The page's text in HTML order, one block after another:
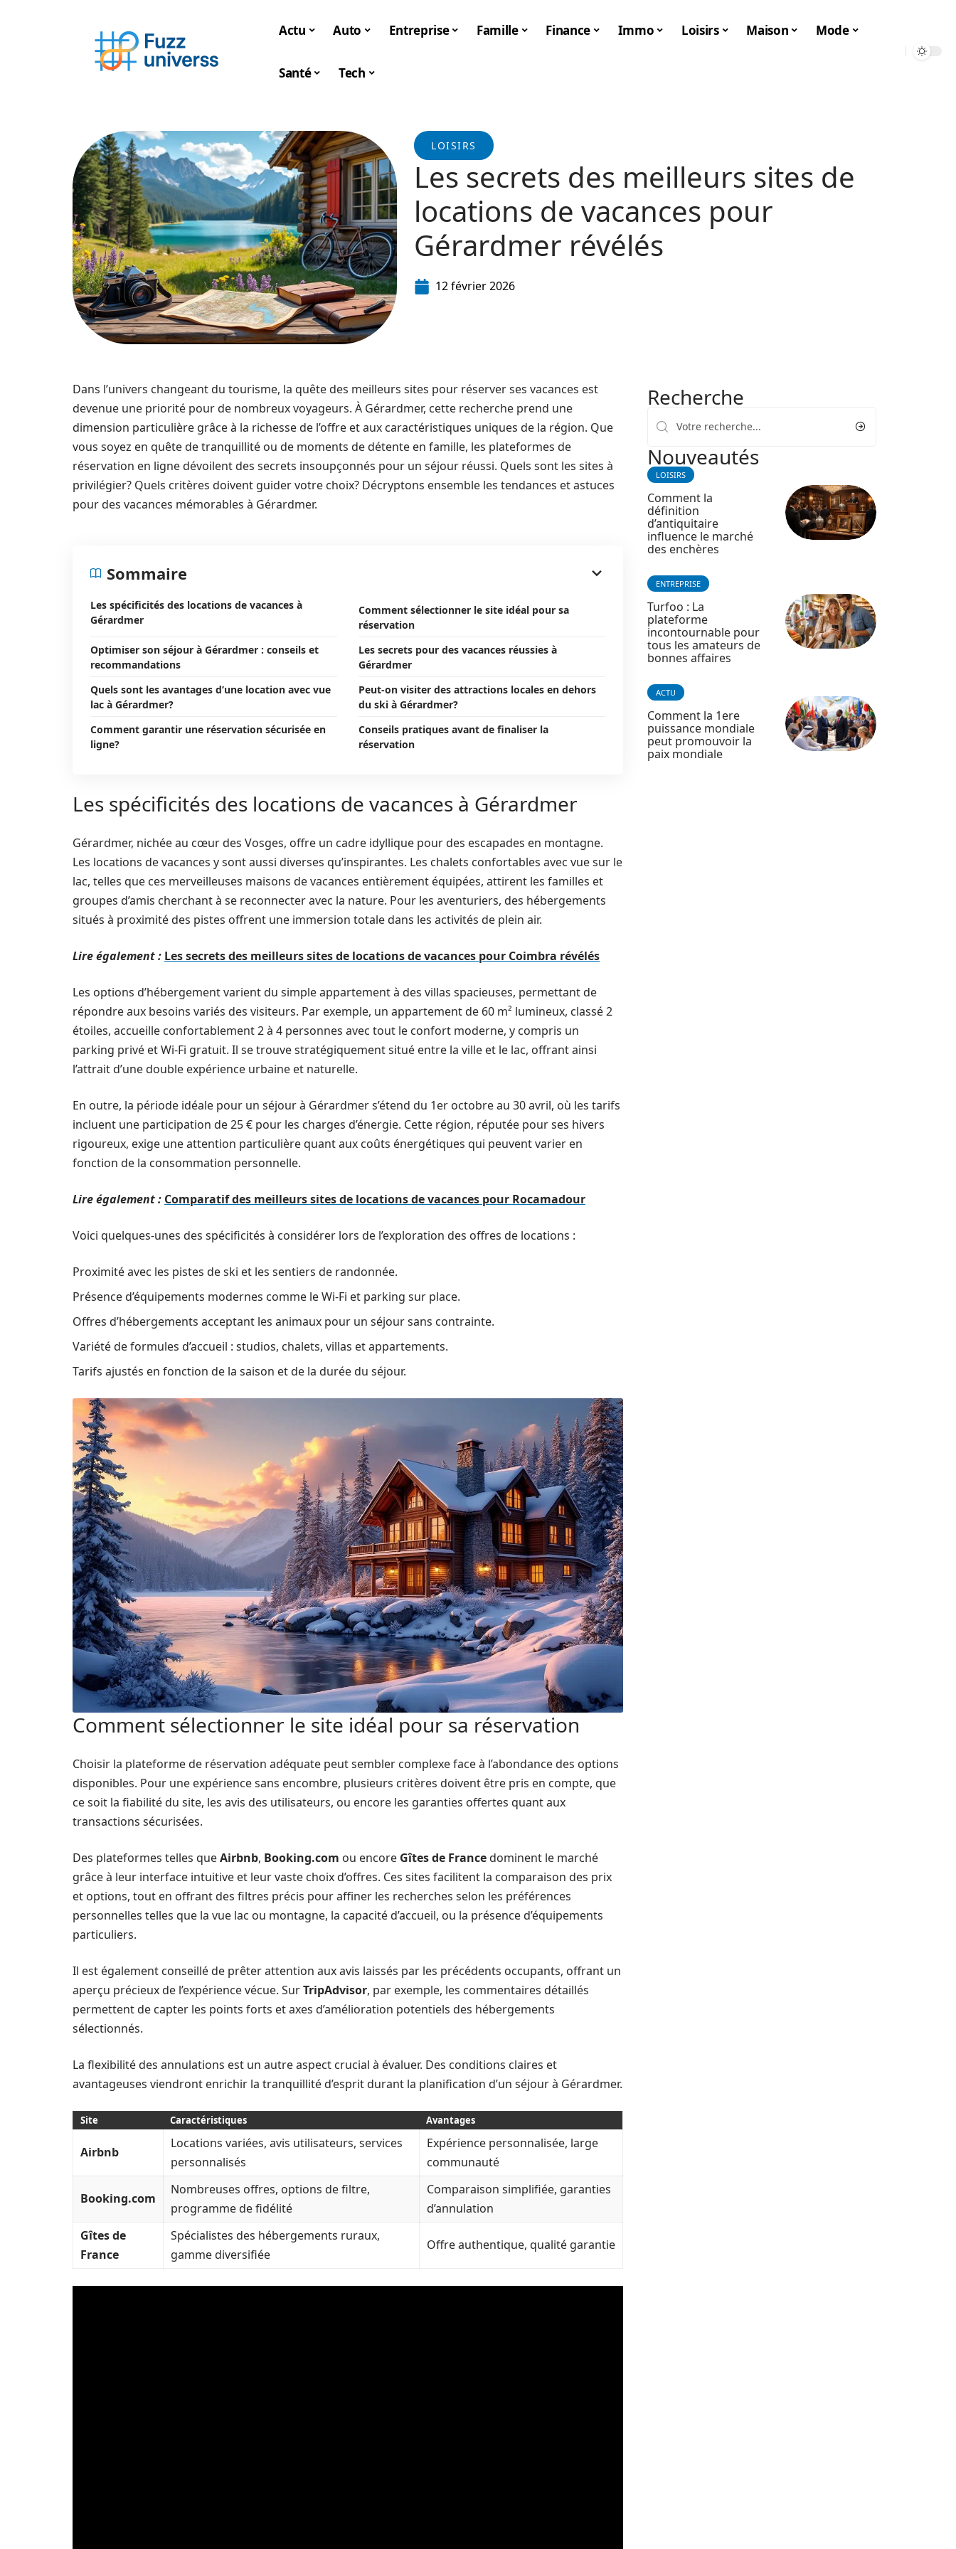
Actu Auto Entreprise Famille Finance Immo Loisirs Maison Mode
Santé Tech
LOISIRS
Les secrets des meilleurs sites de
locations de vacances pour
Gérardmer révélés
12 février 2026
Dans l’univers changeant du tourisme, la quête des meilleurs sites pour réserver ses vacances est
devenue une priorité pour de nombreux voyageurs. À Gérardmer, cette recherche prend une
dimension particulière grâce à la richesse de l’offre et aux caractéristiques uniques de la région. Que
vous soyez en quête de tranquillité ou de moments de détente en famille, les plateformes de
réservation en ligne dévoilent des secrets insoupçonnés pour un séjour réussi. Quels sont les sites à
privilégier? Quels critères doivent guider votre choix? Décryptons ensemble les tendances et astuces
pour des vacances mémorables à Gérardmer.
Sommaire
Les spécificités des locations de vacances à
Gérardmer
Comment sélectionner le site idéal pour sa
réservation
Optimiser son séjour à Gérardmer : conseils et
recommandations
Les secrets pour des vacances réussies à
Gérardmer
Quels sont les avantages d’une location avec vue
lac à Gérardmer?
Peut-on visiter des attractions locales en dehors
du ski à Gérardmer?
Comment garantir une réservation sécurisée en
ligne?
Conseils pratiques avant de finaliser la
réservation
Les spécificités des locations de vacances à Gérardmer
Gérardmer, nichée au cœur des Vosges, offre un cadre idyllique pour des escapades en montagne.
Les locations de vacances y sont aussi diverses qu’inspirantes. Les chalets confortables avec vue sur le
lac, telles que ces merveilleuses maisons de vacances entièrement équipées, attirent les familles et
groupes d’amis cherchant à se reconnecter avec la nature. Pour les aventuriers, des hébergements
situés à proximité des pistes offrent une immersion totale dans les activités de plein air.
Lire également : Les secrets des meilleurs sites de locations de vacances pour Coimbra révélés
Les options d’hébergement varient du simple appartement à des villas spacieuses, permettant de
répondre aux besoins variés des visiteurs. Par exemple, un appartement de 60 m² lumineux, classé 2
étoiles, accueille confortablement 2 à 4 personnes avec tout le confort moderne, y compris un
parking privé et Wi-Fi gratuit. Il se trouve stratégiquement situé entre la ville et le lac, offrant ainsi
l’attrait d’une double expérience urbaine et naturelle.
En outre, la période idéale pour un séjour à Gérardmer s’étend du 1er octobre au 30 avril, où les tarifs
incluent une participation de 25 € pour les charges d’énergie. Cette région, réputée pour ses hivers
rigoureux, exige une attention particulière quant aux coûts énergétiques qui peuvent varier en
fonction de la consommation personnelle.
Lire également : Comparatif des meilleurs sites de locations de vacances pour Rocamadour
Voici quelques-unes des spécificités à considérer lors de l’exploration des offres de locations :
Proximité avec les pistes de ski et les sentiers de randonnée.
Présence d’équipements modernes comme le Wi-Fi et parking sur place.
Offres d’hébergements acceptant les animaux pour un séjour sans contrainte.
Variété de formules d’accueil : studios, chalets, villas et appartements.
Tarifs ajustés en fonction de la saison et de la durée du séjour.
Comment sélectionner le site idéal pour sa réservation
Choisir la plateforme de réservation adéquate peut sembler complexe face à l’abondance des options
disponibles. Pour une expérience sans encombre, plusieurs critères doivent être pris en compte, que
ce soit la fiabilité du site, les avis des utilisateurs, ou encore les garanties offertes quant aux
transactions sécurisées.
Des plateformes telles queAirbnb, Booking.com ou encore Gîtes de Francedominent le marché
grâce à leur interface intuitive et leur vaste choix d’offres. Ces sites facilitent la comparaison des prix
et options, tout en offrant des filtres précis pour affiner les recherches selon les préférences
personnelles telles que la vue lac ou montagne, la capacité d’accueil, ou la présence d’équipements
particuliers.
Il est également conseillé de prêter attention aux avis laissés par les précédents occupants, offrant un
aperçu précieux de l’expérience vécue. SurTripAdvisor, par exemple, les commentaires détaillés
permettent de capter les points forts et axes d’amélioration potentiels des hébergements
sélectionnés.
La flexibilité des annulations est un autre aspect crucial à évaluer. Des conditions claires et
avantageuses viendront enrichir la tranquillité d’esprit durant la planification d’un séjour à Gérardmer.
Site Caractéristiques Avantages
Airbnb
Locations variées, avis utilisateurs, services
personnalisés
Expérience personnalisée, large
communauté
Booking.com
Nombreuses offres, options de filtre,
programme de fidélité
Comparaison simplifiée, garanties
d’annulation
Gîtes de
France
Spécialistes des hébergements ruraux,
gamme diversifiée
Offre authentique, qualité garantie
Recherche
Nouveautés
LOISIRS
Comment la
définition
d’antiquitaire
influence le marché
des enchères
ENTREPRISE
Turfoo : La
plateforme
incontournable pour
tous les amateurs de
bonnes affaires
ACTU
Comment la 1ere
puissance mondiale
peut promouvoir la
paix mondiale